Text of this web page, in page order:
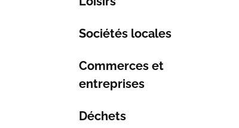
Sociétés locales
Commerces et
entreprises
Déchets